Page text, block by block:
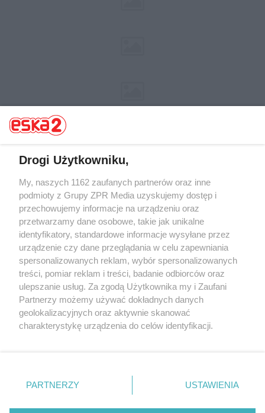
Żaden utwór zamieszczony w serwisie nie może być powielany i
rozpowszechniany lub dalej rozpowszechniany w jakikolwiek sposób (w
tym także elektroniczny lub mechaniczny) na jakimkolwiek polu
eksploatacji w jakiejkolwiek formie, włącznie z umieszczaniem w
Internecie bez pisemnej zgody właściciela praw. Jakiekolwiek użycie lub
wykorzystanie utworów w całości lub w części z naruszeniem prawa,
tzn. bez właściwej zgody, jest zabronione pod groźbą kary i może być
ścigane prawnie.
Drogi Użytkowniku,
My, naszych 1162 zaufanych partnerów oraz inne
podmioty z Grupy ZPR Media uzyskujemy dostęp i
przechowujemy informacje na urządzeniu oraz
przetwarzamy dane osobowe, takie jak unikalne
identyfikatory, standardowe informacje wysyłane przez
urządzenie czy dane przeglądania w celu zapewniania
spersonalizowanych reklam, wybór spersonalizowanych
treści, pomiar reklam i treści, badanie odbiorców oraz
ulepszanie usług. Za zgodą Użytkownika my i Zaufani
Partnerzy możemy używać dokładnych danych
geolokalizacyjnych oraz aktywnie skanować
charakterystykę urządzenia do celów identyfikacji.
zmienić/wycofać klikając przycisk ustawień prywatności
znajdujący się w lewym dolnym rogu strony
rodzaje przetwarzania danych nie wymagają zgody
PARTNERZY USTAWIENIA